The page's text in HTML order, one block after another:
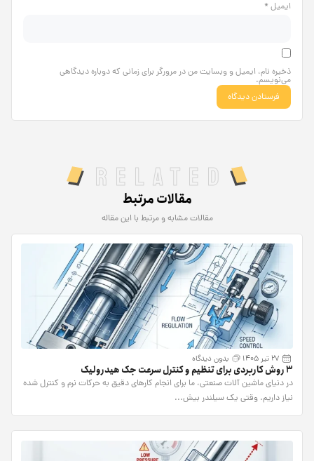
ایمیل *
ذخیره نام، ایمیل و وبسایت من در مرورگر برای زمانی که دوباره دیدگاهی
می‌نویسم.
Related
مقالات مرتبط
مقالات مشابه و مرتبط با این مقاله
27 تیر 1405 بدون دیدگاه
۳ روش کاربردی برای تنظیم و کنترل سرعت جک هیدرولیک
در دنیای ماشین آلات صنعتی، ما برای انجام کارهای دقیق به حرکات نرم و کنترل شده
نیاز داریم. وقتی یک سیلندر بیش...